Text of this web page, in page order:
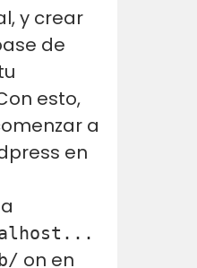
y crear
de
esto,
a
en
on en